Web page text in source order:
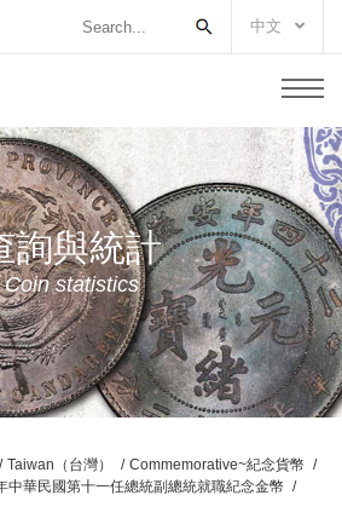
中文
詢與統計
Coin statistics
/ Taiwan（台灣） / Commemorative~紀念貨幣 /
中華民國第十一任總統副總統就職紀念金幣 /